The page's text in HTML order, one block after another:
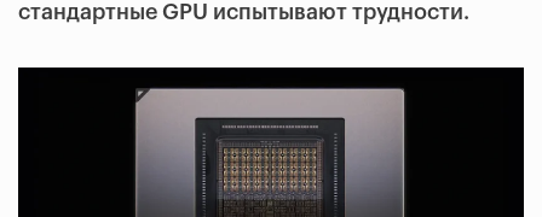
стандартные GPU испытывают трудности.